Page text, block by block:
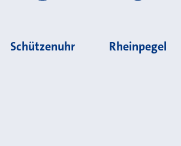
Schützenuhr Rheinpegel